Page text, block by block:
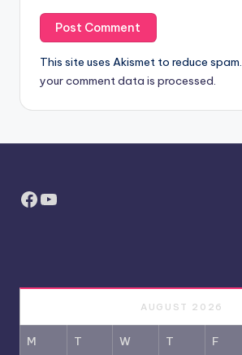
This site uses Akismet to reduce spam.
your comment data is processed.
Facebook
YouTube
AUGUST 2026
M T W T F